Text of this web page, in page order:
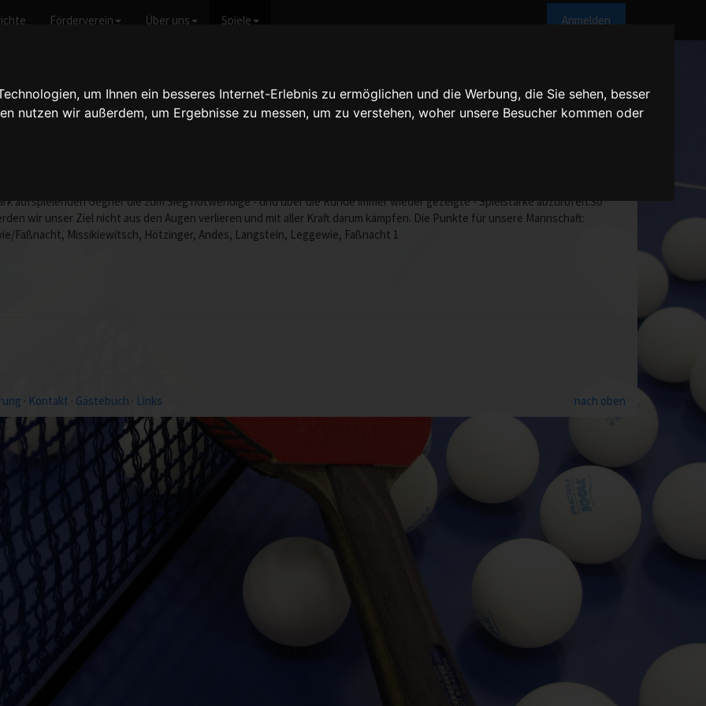
um Ihnen ein besseres Internet-Erlebnis zu ermöglichen und die Werbung, die Sie sehen, besser
nutzen wir außerdem, um Ergebnisse zu messen, um zu verstehen, woher unsere Besucher kommen oder
Anmelden
Förderverein Über uns Spiele
anzeigen
VI - 3:9
aufspielenden Gegner die zum Sieg notwendige - und über die Runde immer wieder gezeigte - Spielstärke abzurufen.So
wir unser Ziel nicht aus den Augen verlieren und mit aller Kraft darum kämpfen. Die Punkte für unsere Mannschaft:
Faßnacht, Missikiewitsch, Hötzinger, Andes, Langstein, Leggewie, Faßnacht 1
nach oben
· Kontakt · Gästebuch · Links